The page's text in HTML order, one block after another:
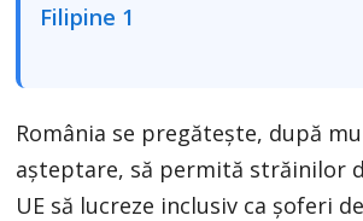
România se pregătește, după
așteptare, să permită străinilor
UE să lucreze inclusiv ca șoferi